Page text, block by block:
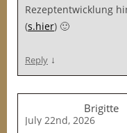
Rezeptentwicklung
(s.hier) 🙂
Reply ↓
Brigitte
July 22nd, 2026